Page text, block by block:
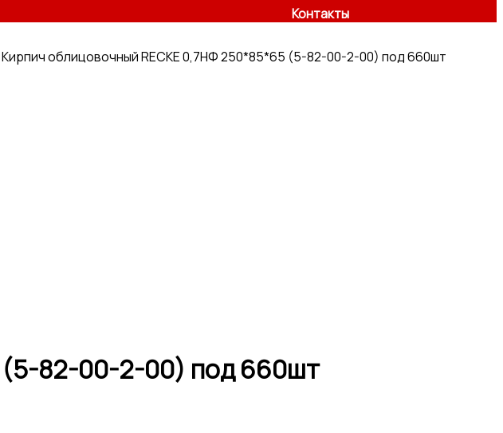
Контакты
Кирпич облицовочный RECKE 0,7НФ 250*85*65 (5-82-00-2-00) под 660шт
(5-82-00-2-00) под 660шт